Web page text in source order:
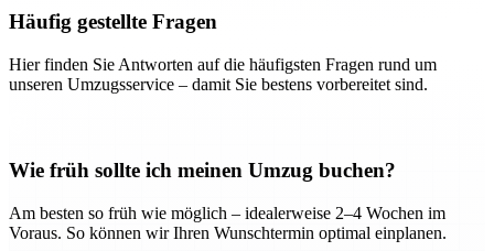
Häufig gestellte Fragen
Hier finden Sie Antworten auf die häufigsten Fragen rund um
unseren Umzugsservice – damit Sie bestens vorbereitet sind.
Wie früh sollte ich meinen Umzug buchen?
Am besten so früh wie möglich – idealerweise 2–4 Wochen im
Voraus. So können wir Ihren Wunschtermin optimal einplanen.